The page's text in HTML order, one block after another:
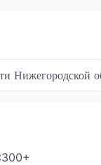
Нижегородской
0+